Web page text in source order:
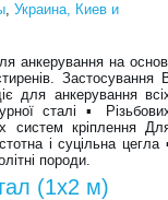
,Украина, Киев и
анкерування на
Застосування
для анкерування
сталі ▪
систем кріплення
і суцільна цегла
породи.
(1х2 м)